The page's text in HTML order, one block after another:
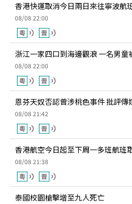
香港快運取消今日兩日來往寧波航
08/08 22:00
浙江一家四口到海邊觀浪 一名男童
08/08 22:00
恩芬天奴否認曾涉桃色事件 批評傳
08/08 21:42
香港航空今日起至下周一多班航班
08/08 21:38
泰國校園槍擊增至九人死亡